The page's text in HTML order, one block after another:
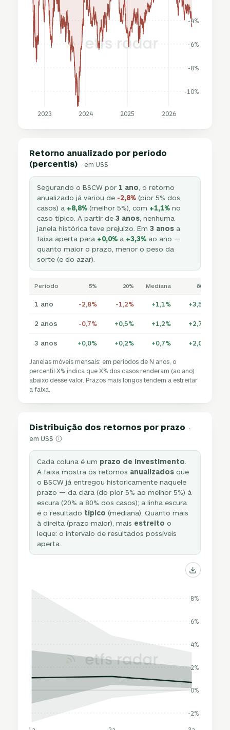
-10%
-8%
-6%
-4%
2023 2024 2025 2026
Retorno anualizado por período
(percentis) · em US$
Segurando o BSCW por 1 ano , o retorno
anualizado já variou de -2,8% (pior 5% dos
casos) a +8,8% (melhor 5%), com +1,1% no
caso típico. A partir de3 anos , nenhuma
janela histórica teve prejuízo. Em3 anos a
faixa aperta para +0,0% a +3,3% ao ano —
quanto maior o prazo, menor o peso da
sorte (e do azar).
Período 5% 20% Mediana 80%
1 ano -2,8% -1,2% +1,1% +3,5%
2 anos -0,7% +0,5% +1,2% +2,7%
3 anos +0,0% +0,2% +0,7% +2,0%
Janelas móveis mensais: em períodos de N anos, o
percentil X% indica que X% dos casos renderam (ao ano)
abaixo desse valor. Prazos mais longos tendem a estreitar
a faixa.
Distribuição dos retornos por prazo ·
em US$
Cada coluna é um prazo de investimento
A faixa mostra os retornos anualizados que
o BSCW já entregou historicamente naquele
prazo — da clara (do pior 5% ao melhor 5%) à
escura (20% a 80% dos casos); a linha escura
é o resultado típico (mediana). Quanto mais
à direita (prazo maior), mais estreito o
leque: o intervalo de resultados possíveis
aperta.
-2%
0%
2%
4%
6%
8%